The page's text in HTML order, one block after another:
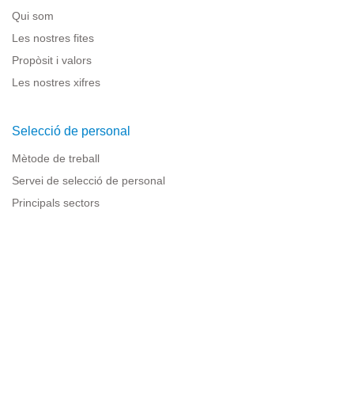
Qui som
Les nostres fites
Propòsit i valors
Les nostres xifres
Selecció de personal
Mètode de treball
Servei de selecció de personal
Principals sectors